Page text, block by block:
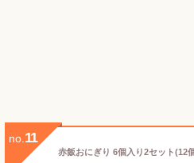
no. 11